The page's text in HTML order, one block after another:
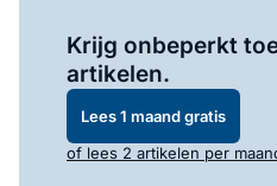
Krijg onbeperkt
artikelen.
Lees 1 maand gratis
of lees 2 artikelen per